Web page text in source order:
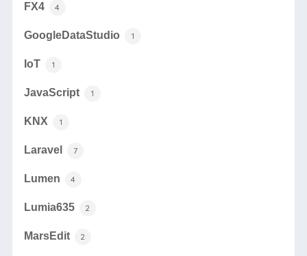
FX4 4
GoogleDataStudio 1
IoT 1
JavaScript 1
KNX 1
Laravel 7
Lumen 4
Lumia635 2
MarsEdit 2